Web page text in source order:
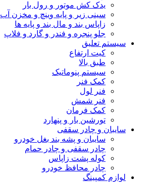
یدک کش موتور و رول بار
سینی زیر و پایه وینچ و مخزن آب
زاپاس بند و مال بند و پایه ها
جلو پنجره و فندر و گارد و فلاپ
سیستم تعلیق
کیت ارتفاع
طبق بالا
سیستم پنوماتیک
کمک فنر
فنر لول
فنر شمش
کمک فرمان
تورشین بار و پنهارد
سایبان و چادر سقفی
سایبان و پشه بند بغل خودرو
چادر سقفی و چادر حمام
کوله پشت زاپاس
چادر محافظ خودرو
لوازم کمپینگ